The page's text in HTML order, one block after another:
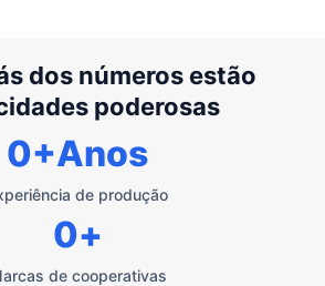
dos números estão
poderosas
de produção
0+Anos
de cooperativas
0+